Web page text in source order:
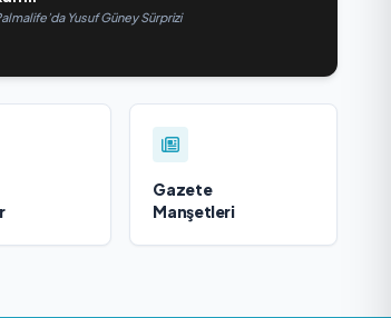
Yusuf Güney Sürprizi
Gazete
Manşetleri